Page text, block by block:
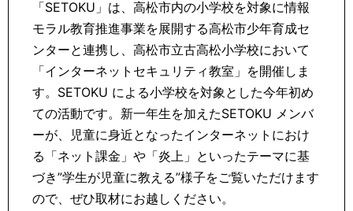
「SETOKU」は、高松市内の小学校を対象に情報
モラル教育推進事業を展開する高松市少年育成セ
ンターと連携し、高松市立古高松小学校において
「インターネットセキュリティ教室」を開催しま
す。SETOKU による小学校を対象とした今年初め
ての活動です。新一年生を加えたSETOKU メンバ
ーが、児童に身近となったインターネットにおけ
る「ネット課金」や「炎上」といったテーマに基
づき”学生が児童に教える”様子をご覧いただけます
ので、ぜひ取材にお越しください。